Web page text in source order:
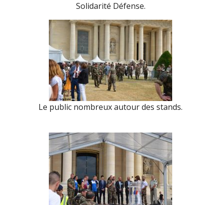
Solidarité Défense.
Le public nombreux autour des stands.